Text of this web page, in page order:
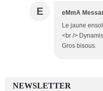
E eMmA
Le jaune
<br />
Gros bisous.
NEWSLETTER